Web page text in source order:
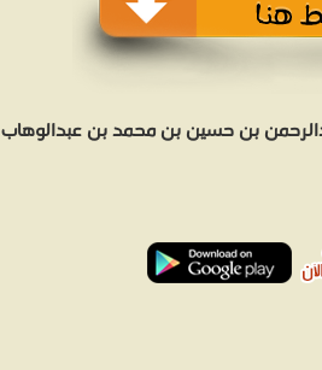
بن حسين بن محمد بن عبدالوهاب